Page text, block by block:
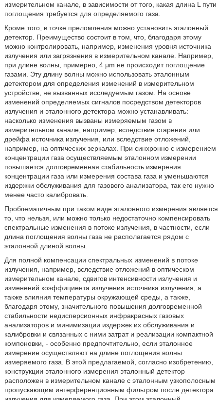
измерительном канале, в зависимости от того, какая длина L пути
поглощения требуется для определяемого газа.
Кроме того, в точке преломления можно установить эталонный
детектор. Преимущество состоит в том, что, благодаря этому
можно контролировать, например, изменения уровня источника
излучения или загрязнения в измерительном канале. Например,
при длине волны, примерно, 4 μm не происходит поглощение
газами. Эту длину волны можно использовать эталонным
детектором для определения изменений в измерительном
устройстве, не вызванных исследуемым газом. На основе
изменений определяемых сигналов посредством детекторов
излучения и эталонного детектора можно устанавливать:
насколько изменения вызваны измеряемым газом в
измерительном канале, например, вследствие старения или
дрейфа источника излучения, или вследствие отложений,
например, на оптических зеркалах. При синхронно с измерением
концентрации газа осуществляемым эталонном измерении
повышается долговременная стабильность измерения
концентрации газа или измерения состава газа и уменьшаются
издержки обслуживания для газового анализатора, так его нужно
менее часто калибровать.
Проблематичным при таком виде эталонного измерения является
то, что нельзя, или можно только недостаточно компенсировать
спектральные изменения в потоке излучения, в частности, если
длина поглощения волны газа не располагается рядом с
эталонной длиной волны.
Для полной компенсации спектральных изменений в потоке
излучения, например, вследствие отложений в оптическом
измерительном канале, сдвигов интенсивности излучения и
изменений коэффициента излучения источника излучения, а
также влияния температуры окружающей среды, а также,
благодаря этому, значительного повышения долговременной
стабильности недисперсионных инфракрасных газовых
анализаторов и минимизации издержек их обслуживания и
калибровки и связанных с ними затрат и реализации компактной
компоновки, - особенно предпочтительно, если эталонное
измерение осуществляют на длине поглощения волны
измеряемого газа. В этой предлагаемой, согласно изобретению,
конструкции эталонного измерения эталонный детектор
расположен в измерительном канале с эталонным узкополосным
пропускающим интерференционным фильтром после детектора